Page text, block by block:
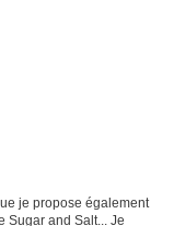
je propose également
Sugar and Salt... Je